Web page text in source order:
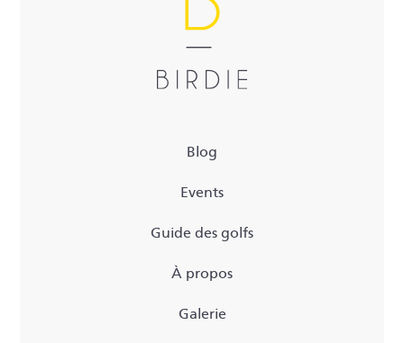
Blog
Events
Guide des golfs
À propos
Galerie